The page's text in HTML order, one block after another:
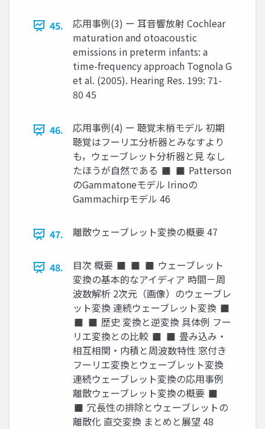
45.
応用事例(3) ー 耳音響放射 Cochlear
maturation and otoacoustic
emissions in preterm infants: a
time-frequency approach Tognola G
et al. (2005). Hearing Res. 199: 71-
80 45
46.
応用事例(4) ー 聴覚末梢モデル 初期
聴覚はフーリエ分析器とみなすより
も，ウェーブレット分析器と見 なし
たほうが自然である ◼ ◼ Patterson
のGammatoneモデル Irinoの
Gammachirpモデル 46
47. 離散ウェーブレット変換の概要 47
48.
目次 概要 ◼ ◼ ◼ ウェーブレット
変換の基本的なアイディア 時間－周
波数解析 2次元（画像）のウェーブレ
ット変換 連続ウェーブレット変換 ◼
◼ ◼ 歴史 変換と逆変換 具体例 フー
リエ変換との比較 ◼ ◼ 畳み込み・
相互相関・内積と周波数特性 窓付き
フーリエ変換とウェーブレット変換
連続ウェーブレット変換の応用事例
離散ウェーブレット変換の概要 ◼
◼ 冗長性の排除とウェーブレットの
離散化 直交変換 まとめと展望 48